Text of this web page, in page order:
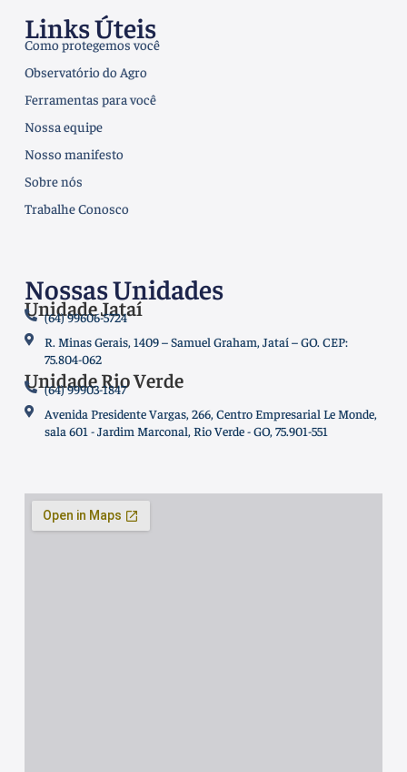
Links Úteis
Como protegemos você
Observatório do Agro
Ferramentas para você
Nossa equipe
Nosso manifesto
Sobre nós
Trabalhe Conosco
Nossas Unidades
Unidade Jataí
(64) 99606-5724
R. Minas Gerais, 1409 – Samuel Graham, Jataí – GO. CEP:
75.804-062
Unidade Rio Verde
(64) 99903-1847
Avenida Presidente Vargas, 266, Centro Empresarial Le Monde,
sala 601 - Jardim Marconal, Rio Verde - GO, 75.901-551